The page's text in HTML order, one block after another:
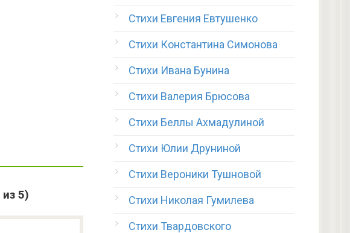
из 5)
Стихи Евгения Евтушенко
Стихи Константина Симонова
Стихи Ивана Бунина
Стихи Валерия Брюсова
Стихи Беллы Ахмадулиной
Стихи Юлии Друниной
Стихи Вероники Тушновой
Стихи Николая Гумилева
Стихи Твардовского